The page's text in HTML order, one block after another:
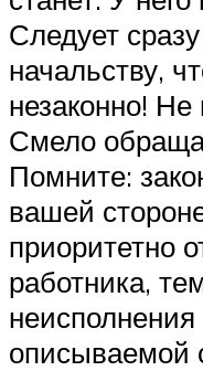
Следует
начальству,
незаконно!
Смело
Помните:
вашей
приоритетно
работника,
описываемой